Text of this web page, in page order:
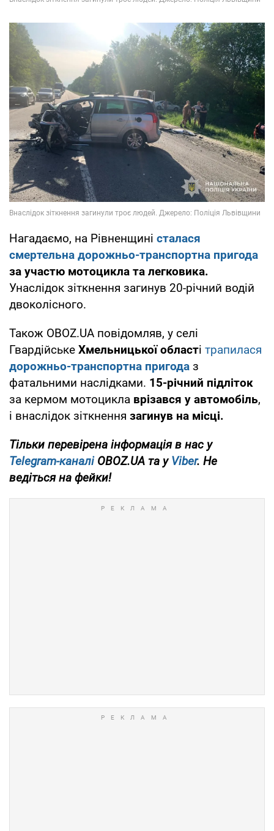
Нагадаємо, на Рівненщині сталася
смертельна дорожньо-транспортна пригода
за участю мотоцикла та легковика.
Унаслідок зіткнення загинув 20-річний водій
двоколісного.
Також OBOZ.UA повідомляв, у селі
Гвардійське Хмельницької області трапилася
дорожньо-транспортна пригода з
фатальними наслідками. 15-річний підліток
за кермом мотоцикла врізався у автомобіль,
і внаслідок зіткнення загинув на місці.
Тільки перевірена інформація в нас у
Telegram-каналіOBOZ.UA та уViber. Не
ведіться на фейки!